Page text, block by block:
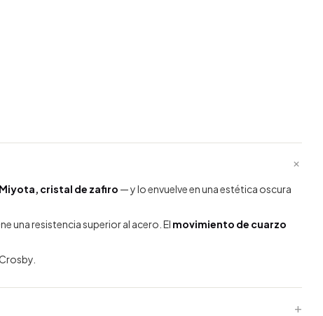
+
cristal de zafiro — y lo envuelve en una estética oscura
una resistencia superior al acero. El movimiento de cuarzo
+